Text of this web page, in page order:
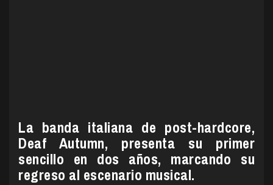
La banda italiana de post-hardcore,
Deaf Autumn, presenta su primer
sencillo en dos años, marcando su
regreso al escenario musical.